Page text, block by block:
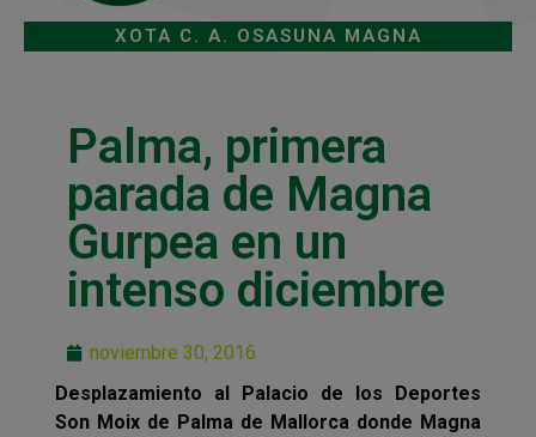
XOTA C. A. OSASUNA MAGNA
Palma, primera
parada de Magna
Gurpea en un
intenso diciembre
noviembre 30, 2016
Desplazamiento al Palacio de los Deportes
Son Moix de Palma de Mallorca donde Magna